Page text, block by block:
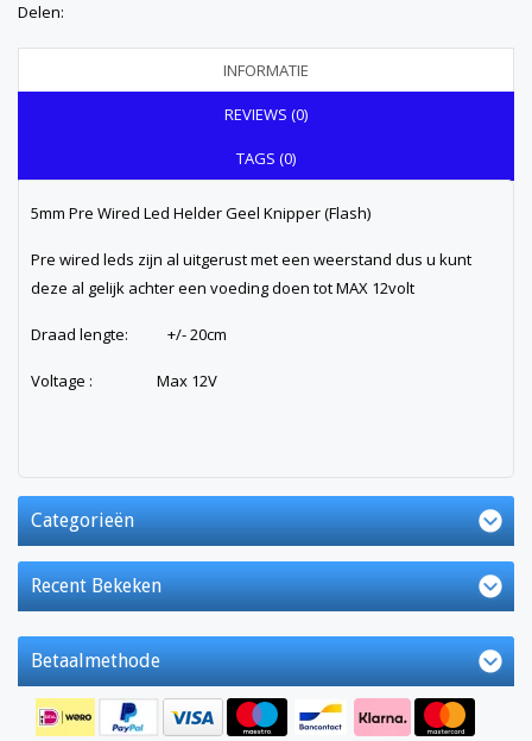
Delen:
INFORMATIE
REVIEWS (0)
TAGS (0)
5mm Pre Wired Led Helder Geel Knipper (Flash)
Pre wired leds zijn al uitgerust met een weerstand dus u kunt
deze al gelijk achter een voeding doen tot MAX 12volt
Draad lengte: +/- 20cm
Voltage : Max 12V
Categorieën
Recent Bekeken
Betaalmethode